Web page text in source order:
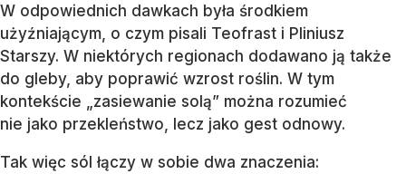
W odpowiednich dawkach była środkiem
użyźniającym, o czym pisali Teofrast i Pliniusz
Starszy. W niektórych regionach dodawano ją także
do gleby, aby poprawić wzrost roślin. W tym
kontekście „zasiewanie solą” można rozumieć
nie jako przekleństwo, lecz jako gest odnowy.
Tak więc sól łączy w sobie dwa znaczenia: